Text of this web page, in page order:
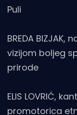
Puli
BREDA
vizijom boljeg
prirode
ELIS LOVRIĆ,
promotorica